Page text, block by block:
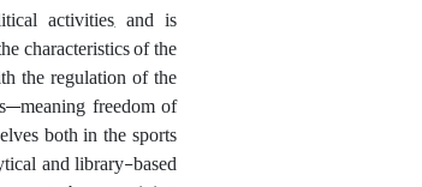
activities, and is
characteristics of the
the regulation of the
freedom of
both in the sports
and library-based